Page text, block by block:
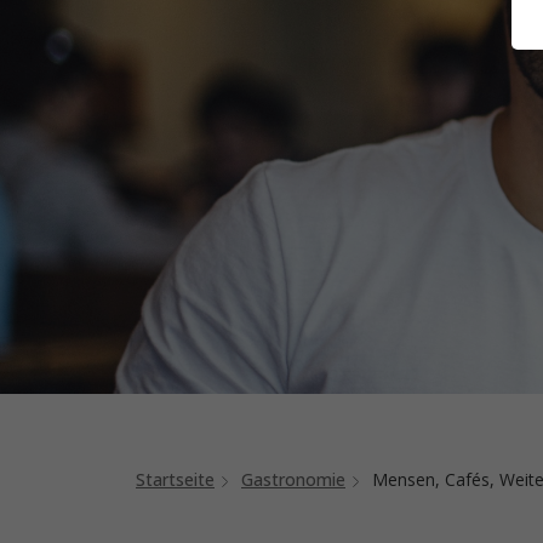
Startseite Gastronomie Mensen, Cafés,